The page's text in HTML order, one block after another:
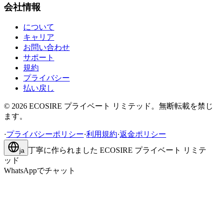
会社情報
について
キャリア
お問い合わせ
サポート
規約
プライバシー
払い戻し
© 2026 ECOSIRE プライベート リミテッド。無断転載を禁じ
ます。
·プライバシーポリシー·利用規約·返金ポリシー
ja 丁寧に作られました ECOSIRE プライベート リミテ
ッド
WhatsAppでチャット